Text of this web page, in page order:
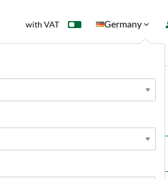
with VAT Germany
strawberries